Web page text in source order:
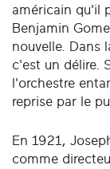
américain qu'il
Benjamin
nouvelle. Dans
c'est un délire.
l'orchestre
reprise par le
En 1921,
comme